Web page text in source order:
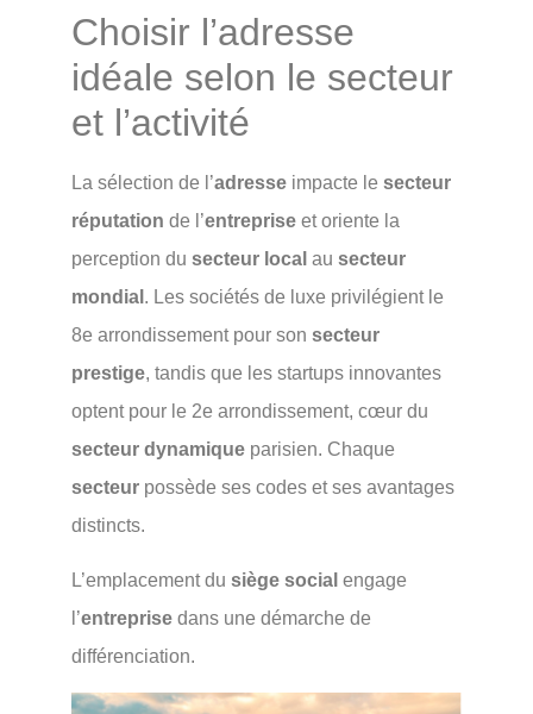
Choisir l’adresse
idéale selon le secteur
et l’activité
La sélection de l’adresse impacte le secteur
réputation de l’entreprise et oriente la
perception du secteur local au secteur
mondial . Les sociétés de luxe privilégient le
8e arrondissement pour son secteur
prestige, tandis que les startups innovantes
optent pour le 2e arrondissement, cœur du
secteur dynamique parisien. Chaque
secteur possède ses codes et ses avantages
distincts.
L’emplacement du siège social engage
l’entreprise dans une démarche de
différenciation.